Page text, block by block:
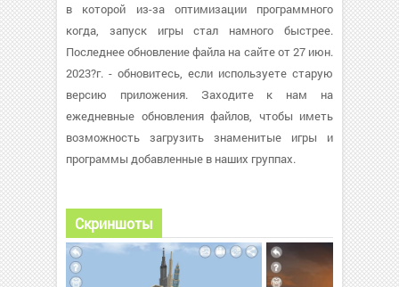
в которой из-за оптимизации программного
когда, запуск игры стал намного быстрее.
Последнее обновление файла на сайте от 27 июн.
2023?г. - обновитесь, если используете старую
версию приложения. Заходите к нам на
ежедневные обновления файлов, чтобы иметь
возможность загрузить знаменитые игры и
программы добавленные в наших группах.
Скриншоты